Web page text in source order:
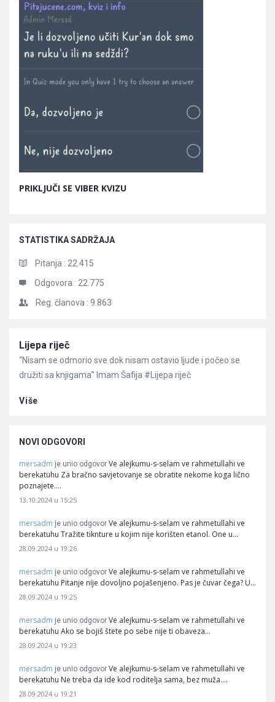
PRIKLJUČI SE VIBER KVIZU
STATISTIKA SADRŽAJA
Pitanja : 22.415
Odgovora : 22.775
Reg. članova : 9.863
Članci
Lijepa riječ
“Nisam se odmorio sve dok nisam ostavio ljude i počeo se
družiti sa knjigama” Imam Šafija #Lijepa riječ
Više
NOVI ODGOVORI
mersadm je unio odgovor Ve alejkumu-s-selam ve rahmetullahi ve
berekatuhu Za bračno savjetovanje se obratite nekome koga lično
poznajete.…
13.10.2024 u 15:25
mersadm je unio odgovor Ve alejkumu-s-selam ve rahmetullahi ve
berekatuhu Tražite tiknture u kojim nije korišten etanol. One u…
28.09.2024 u 19:26
mersadm je unio odgovor Ve alejkumu-s-selam ve rahmetullahi ve
berekatuhu Pitanje nije dovoljno pojašenjeno. Pas je čuvar čega? U…
28.09.2024 u 19:25
mersadm je unio odgovor Ve alejkumu-s-selam ve rahmetullahi ve
berekatuhu Ako se bojiš štete po sebe nije ti obaveza…
28.09.2024 u 19:23
mersadm je unio odgovor Ve alejkumu-s-selam ve rahmetullahi ve
berekatuhu Ne treba da ide kod roditelja sama, bez muža.…
28.09.2024 u 19:21